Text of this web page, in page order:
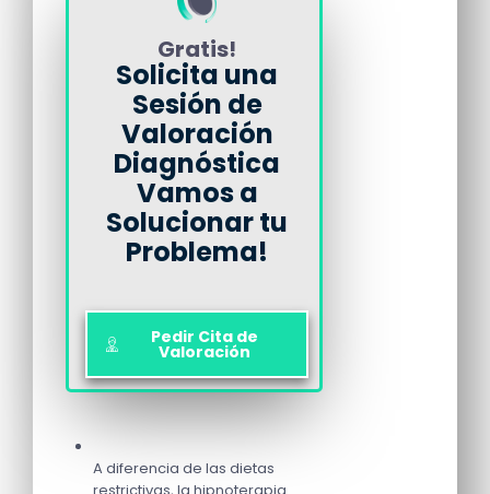
Gratis!
Solicita una
Sesión de
Valoración
Diagnóstica
Vamos a
Solucionar tu
Problema!
Pedir Cita de
Valoración
A diferencia de las dietas